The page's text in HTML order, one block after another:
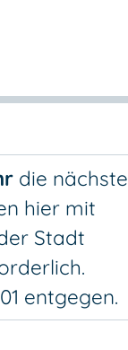
die nächste
hier mit
Stadt
entgegen.